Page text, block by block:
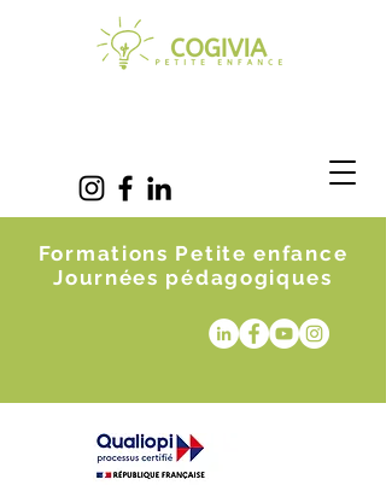
Formations Petite enfance
Journées pédagogiques